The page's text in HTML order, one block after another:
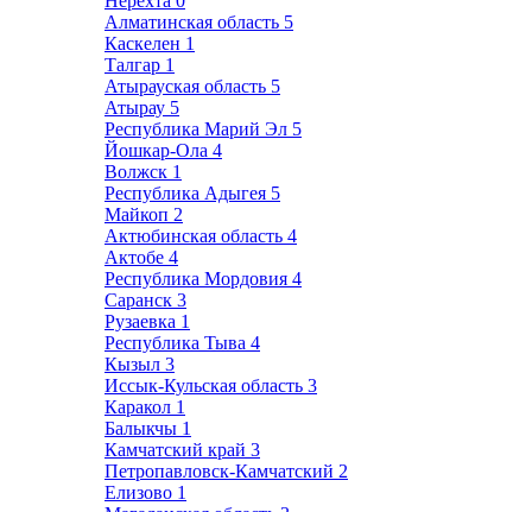
Алматинская область 5
Каскелен 1
Талгар 1
Атырауская область 5
Атырау 5
Республика Марий Эл 5
Йошкар-Ола 4
Волжск 1
Республика Адыгея 5
Майкоп 2
Актюбинская область 4
Актобе 4
Республика Мордовия 4
Саранск 3
Рузаевка 1
Республика Тыва 4
Кызыл 3
Иссык-Кульская область 3
Каракол 1
Балыкчы 1
Камчатский край 3
Петропавловск-Камчатский 2
Елизово 1